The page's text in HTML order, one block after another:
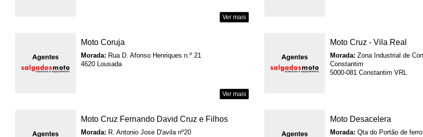
Ver mais
Moto Coruja
Morada: Rua D. Afonso Henriques n.º 21
4620 Lousada
Ver mais
Moto Cruz - Vila Real
Morada: Zona Industrial de
Constantim
5000-081 Constantim VRL
Moto Cruz Fernando David Cruz e Filhos
Morada: R. Antonio Jose D'avila nº20
Moto Desacelera
Morada: Qta do Portão de